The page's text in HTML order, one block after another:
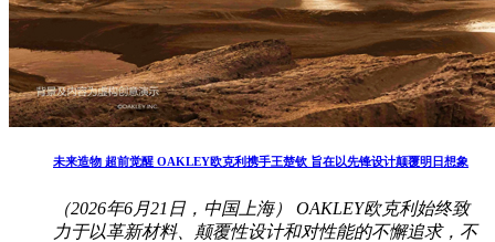
未来造物 超前觉醒 OAKLEY欧克利携手王楚钦 旨在以先锋设计颠覆明日想象
（2026年6月21日，中国上海） OAKLEY欧克利始终致
力于以革新材料、颠覆性设计和对性能的不懈追求，不